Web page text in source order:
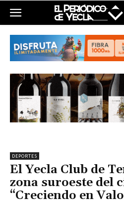
DEPORTES
El Yecla Club de
zona suroeste del
“Creciendo en